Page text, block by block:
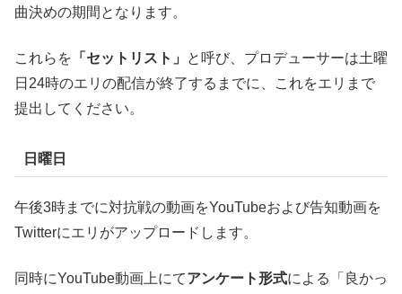
曲決めの期間となります。
これらを 「セットリスト」
と呼び、プロデューサーは土曜
日24時のエリの配信が終了するまでに、これをエリまで
提出してください。
日曜日
午後3時までに対抗戦の動画をYouTubeおよび告知動画を
Twitterにエリがアップロードします。
同時にYouTube動画上にてアンケート形式による「良かっ